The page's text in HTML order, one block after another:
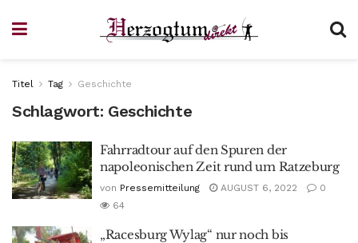
Titel Tag Geschichte
Schlagwort: Geschichte
Fahrradtour auf den Spuren der
napoleonischen Zeit rund um Ratzeburg
von Pressemitteilung AUGUST 6, 2022
0
64
„Racesburg Wylag“ nur noch bis